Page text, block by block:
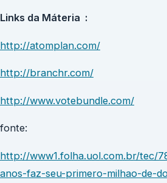
Links da Máteria :
http://atomplan.com/
http://branchr.com/
http://www.votebundle.com/
fonte:
http://www1.folha.uol.com.br/tec/
anos-faz-seu-primero-milhao-de-